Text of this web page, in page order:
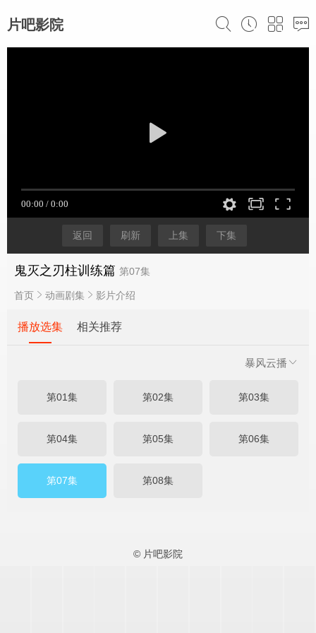
片吧影院
返回 刷新 上集 下集
鬼灭之刃柱训练篇 第07集
首页 动画剧集 影片介绍
播放选集 相关推荐
暴风云播
第01集 第02集 第03集
第04集 第05集 第06集
第07集 第08集
© 片吧影院